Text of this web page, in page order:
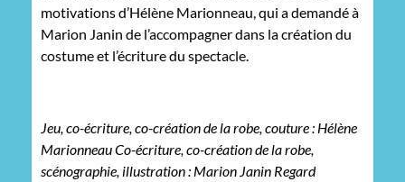
motivations d’Hélène Marionneau, qui a demandé à
Marion Janin de l’accompagner dans la création du
costume et l’écriture du spectacle.
Jeu, co-écriture, co-création de la robe, couture : Hélène
Marionneau Co-écriture, co-création de la robe,
scénographie, illustration : Marion Janin Regard